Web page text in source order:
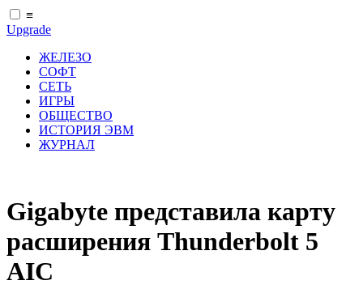
≡
Upgrade
ЖЕЛЕЗО
СОФТ
СЕТЬ
ИГРЫ
ОБЩЕСТВО
ИСТОРИЯ ЭВМ
ЖУРНАЛ
Gigabyte представила карту
расширения Thunderbolt 5
AIC